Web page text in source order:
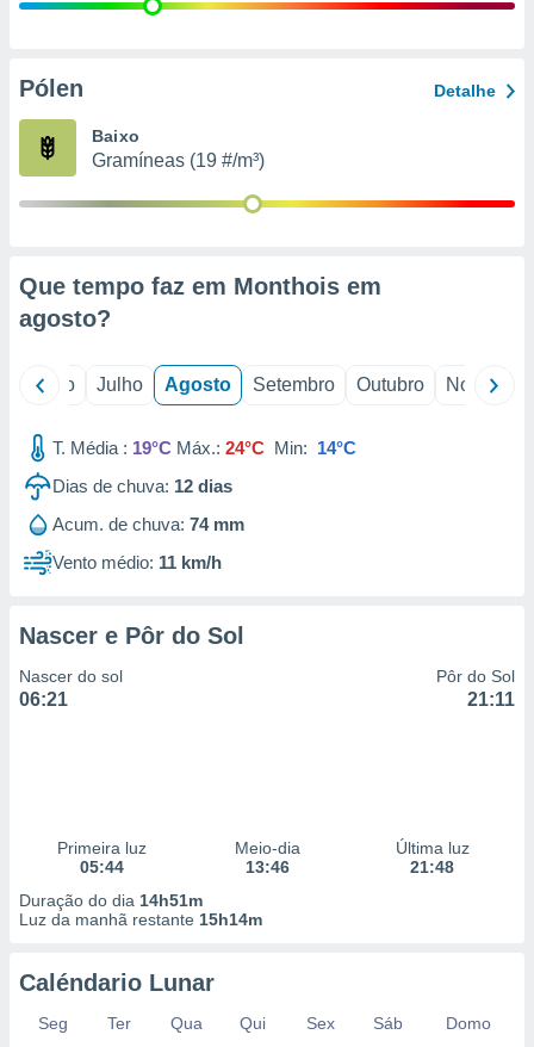
e
de
Pólen Detalhe
Baixo
Gramíneas (19 #/m³)
Que tempo faz em Monthois em
agosto?
Junho Julho Agosto Setembro Outubro Novembro
T. Média : 19°C Máx.: 24°C Min: 14°C
Dias de chuva: 12 dias
Acum. de chuva: 74 mm
Vento médio: 11 km/h
Nascer e Pôr do Sol
Nascer do sol
06:21
Pôr do Sol
21:11
Primeira luz
05:44
Meio-dia
13:46
Última luz
21:48
Duração do dia 14h51m
Luz da manhã restante 15h14m
Caléndario Lunar
Seg Ter Qua Qui Sex Sáb
Domo